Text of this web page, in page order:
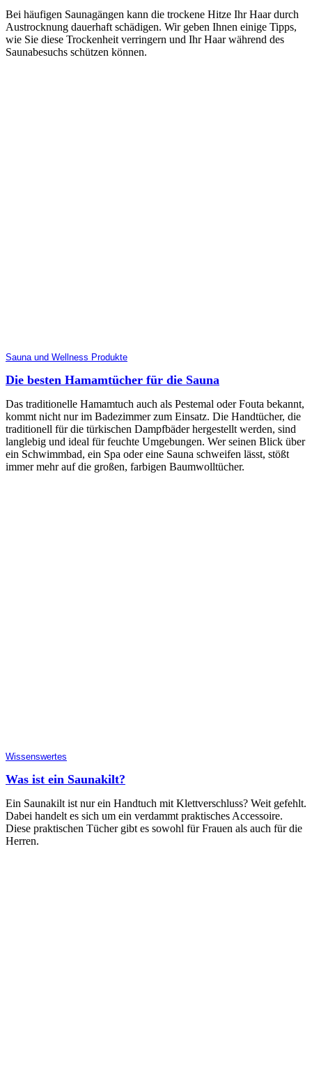
Bei häufigen Saunagängen kann die trockene Hitze Ihr Haar durch
Austrocknung dauerhaft schädigen. Wir geben Ihnen einige Tipps,
wie Sie diese Trockenheit verringern und Ihr Haar während des
Saunabesuchs schützen können.
Sauna und Wellness Produkte
Die besten Hamamtücher für die Sauna
Das traditionelle Hamamtuch auch als Pestemal oder Fouta bekannt,
kommt nicht nur im Badezimmer zum Einsatz. Die Handtücher, die
traditionell für die türkischen Dampfbäder hergestellt werden, sind
langlebig und ideal für feuchte Umgebungen. Wer seinen Blick über
ein Schwimmbad, ein Spa oder eine Sauna schweifen lässt, stößt
immer mehr auf die großen, farbigen Baumwolltücher.
Wissenswertes
Was ist ein Saunakilt?
Ein Saunakilt ist nur ein Handtuch mit Klettverschluss? Weit gefehlt.
Dabei handelt es sich um ein verdammt praktisches Accessoire.
Diese praktischen Tücher gibt es sowohl für Frauen als auch für die
Herren.